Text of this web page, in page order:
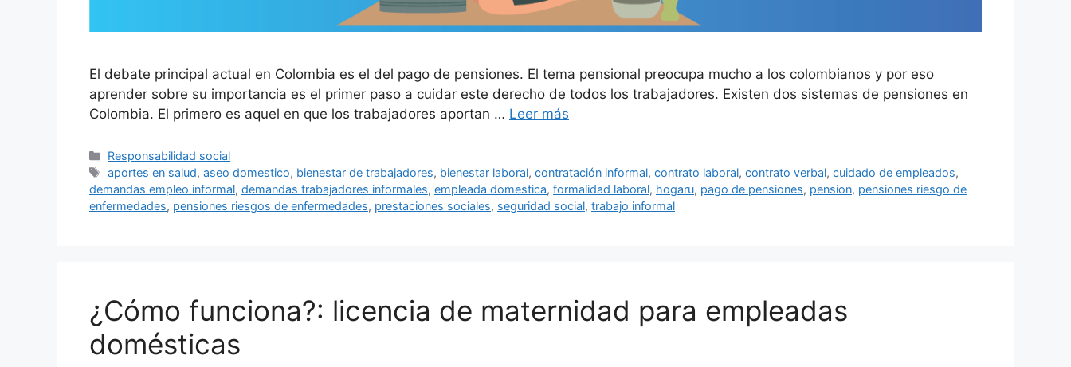
El debate principal actual en Colombia es el del pago de pensiones. El tema pensional preocupa mucho a los colombianos y por eso
aprender sobre su importancia es el primer paso a cuidar este derecho de todos los trabajadores. Existen dos sistemas de pensiones en
Colombia. El primero es aquel en que los trabajadores aportan … Leer más
Categorías
Responsabilidad social
Etiquetas
aportes en salud,aseo domestico, bienestar de trabajadores, bienestar laboral,contratación informal,contrato laboral,contrato verbal,cuidado de empleados,
demandas empleo informal, demandas trabajadores informales, empleada domestica, formalidad laboral, hogaru, pago de pensiones, pension, pensiones riesgo de
enfermedades, pensiones riesgos de enfermedades, prestaciones sociales, seguridad social, trabajo informal
¿Cómo funciona?: licencia de maternidad para empleadas
domésticas